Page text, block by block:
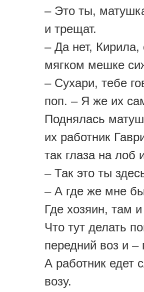
– Это ты,
и трещат.
– Да нет,
мягком мешке
– Сухари, тебе
поп. – Я же их
Поднялась
их работник
так глаза на лоб
– Так это ты
– А где же мне
Где хозяин, там
Что тут делать
передний воз и –
А работник едет
возу.